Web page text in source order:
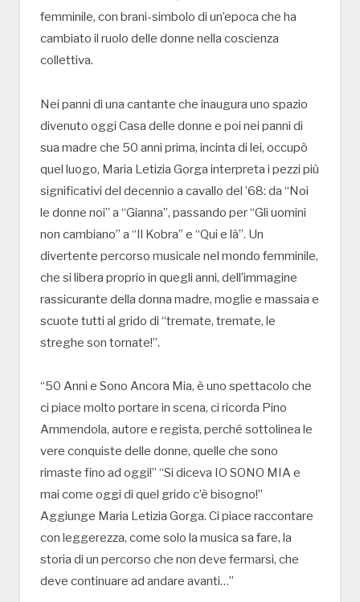
femminile, con brani-simbolo di un’epoca che ha
cambiato il ruolo delle donne nella coscienza
collettiva.
Nei panni di una cantante che inaugura uno spazio
divenuto oggi Casa delle donne e poi nei panni di
sua madre che 50 anni prima, incinta di lei, occupò
quel luogo, Maria Letizia Gorga interpreta i pezzi più
significativi del decennio a cavallo del ’68: da “Noi
le donne noi” a “Gianna”, passando per “Gli uomini
non cambiano” a “Il Kobra” e “Qui e là”. Un
divertente percorso musicale nel mondo femminile,
che si libera proprio in quegli anni, dell’immagine
rassicurante della donna madre, moglie e massaia e
scuote tutti al grido di “tremate, tremate, le
streghe son tornate!”.
“50 Anni e Sono Ancora Mia, è uno spettacolo che
ci piace molto portare in scena, ci ricorda Pino
Ammendola, autore e regista, perché sottolinea le
vere conquiste delle donne, quelle che sono
rimaste fino ad oggi!” “Si diceva IO SONO MIA e
mai come oggi di quel grido c’è bisogno!”
Aggiunge Maria Letizia Gorga. Ci piace raccontare
con leggerezza, come solo la musica sa fare, la
storia di un percorso che non deve fermarsi, che
deve continuare ad andare avanti…”